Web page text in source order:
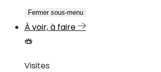
Fermer sous-menu
À voir, à faire
Visites